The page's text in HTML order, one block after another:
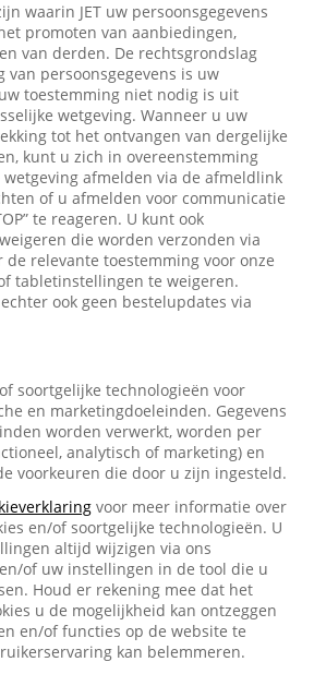
waarin JET uw persoonsgegevens
promoten van aanbiedingen,
van derden. De rechtsgrondslag
van persoonsgegevens is uw
toestemming niet nodig is uit
wetgeving. Wanneer u uw
tot het ontvangen van dergelijke
kunt u zich in overeenstemming
afmelden via de afmeldlink
of u afmelden voor communicatie
te reageren. U kunt ook
die worden verzonden via
relevante toestemming voor onze
tabletinstellingen te weigeren.
ook geen bestelupdates via
soortgelijke technologieën voor
en marketingdoeleinden. Gegevens
worden verwerkt, worden per
analytisch of marketing) en
voorkeuren die door u zijn ingesteld.
voor meer informatie over
en/of soortgelijke technologieën. U
altijd wijzigen via ons
of uw instellingen in de tool die u
Houd er rekening mee dat het
u de mogelijkheid kan ontzeggen
en/of functies op de website te
kan belemmeren.